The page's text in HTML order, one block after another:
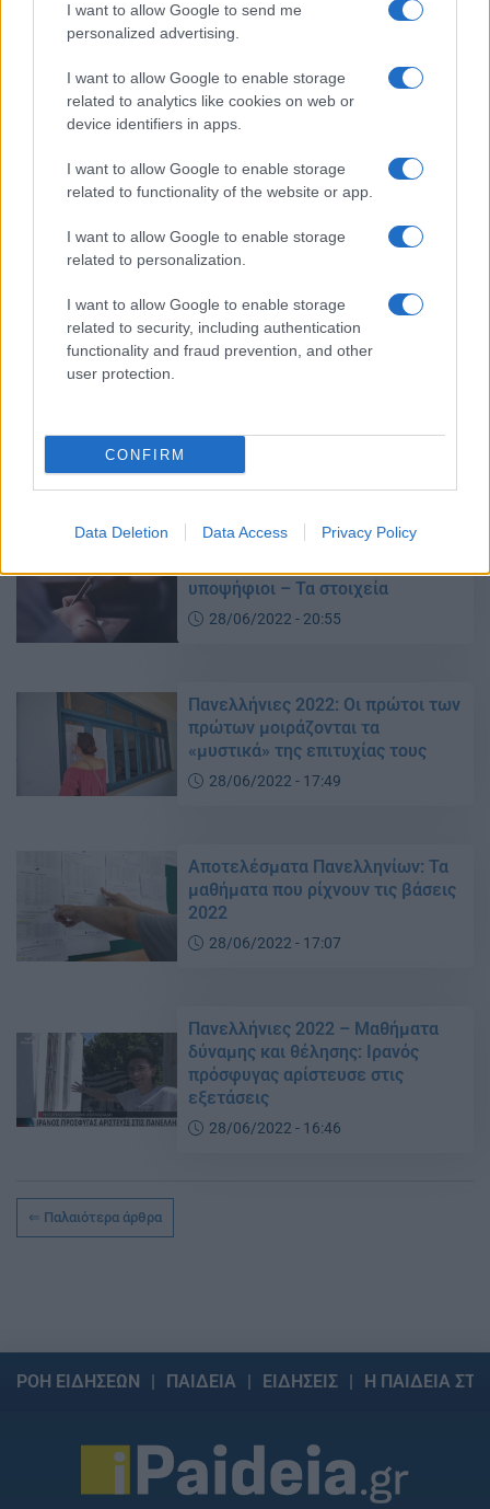
I want to allow Google to send me
personalized advertising.
I want to allow Google to enable storage
related to analytics like cookies on web or
device identifiers in apps.
I want to allow Google to enable storage
related to functionality of the website or app.
I want to allow Google to enable storage
related to personalization.
I want to allow Google to enable storage
related to security, including authentication
functionality and fraud prevention, and other
user protection.
CONFIRM
Data Deletion Data Access Privacy Policy
Πανελλήνιες 2022: Ο Μητσοτάκης
που αρίστευσε – Τι είπαν
29/06/2022 - 12:54
Πανελλήνιες 2022: Έρχεται
χαμηλές βαθμολογίες
Πανελλήνιες 2022: Υποψήφιοι
Πανελλήνιες 2022: Σε ποιά
υποψήφιοι – Τα στοιχεία
28/06/2022 - 20:55
Πανελλήνιες 2022: Οι πρώτοι των
πρώτων μοιράζονται τα
«μυστικά» της επιτυχίας τους
28/06/2022 - 17:49
Αποτελέσματα Πανελληνίων: Τα
μαθήματα που ρίχνουν τις βάσεις
2022
28/06/2022 - 17:07
Πανελλήνιες 2022 – Μαθήματα
δύναμης και θέλησης: Ιρανός
πρόσφυγας αρίστευσε στις
εξετάσεις
28/06/2022 - 16:46
Παλαιότερα άρθρα
ΡΟΗ ΕΙΔΗΣΕΩΝ ΠΑΙΔΕΙΑ ΕΙΔΗΣΕΙΣ Η ΠΑΙΔΕΙΑ